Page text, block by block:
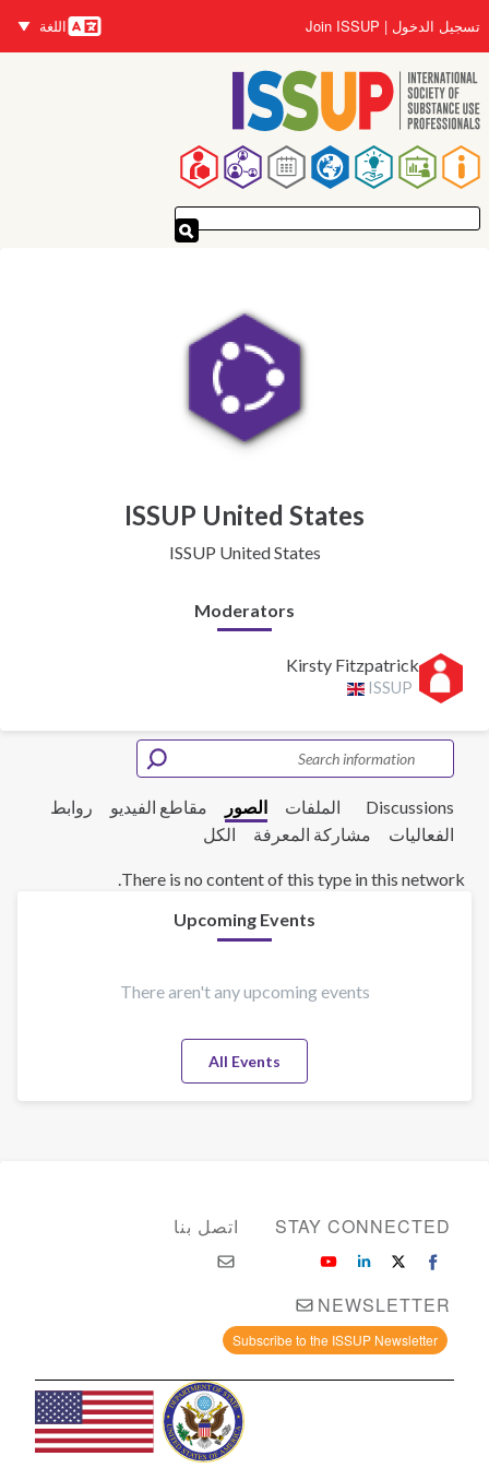
إلى
المحتوى
الرئيسي
تسجيل الدخول Join ISSUP
اللغات
اللغة
القائمة
الرئيسية
ISSUP United States
ISSUP United States
Moderators
Kirsty Fitzpatrick
ISSUP
Discussions الملفات الصور مقاطع الفيديو
روابط
الفعاليات
مشاركة المعرفة الكل
There is no content of this type in this network.
Upcoming Events
There aren't any upcoming events
All Events
اتصل بنا STAY CONNECTED
NEWSLETTER
Subscribe to the ISSUP Newsletter